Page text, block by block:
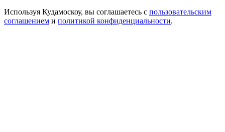
Используя Кудамоскоу, вы соглашаетесь с пользовательским
соглашением и политикой конфиденциальности.